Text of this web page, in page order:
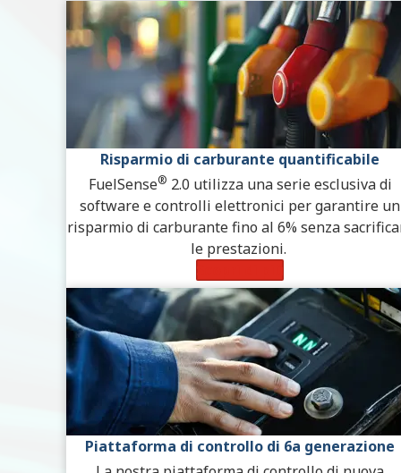
Risparmio di carburante quantificabile
FuelSense® 2.0 utilizza una serie esclusiva di
software e controlli elettronici per garantire un
risparmio di carburante fino al 6% senza
le prestazioni.
Piattaforma di controllo di 6a generazione